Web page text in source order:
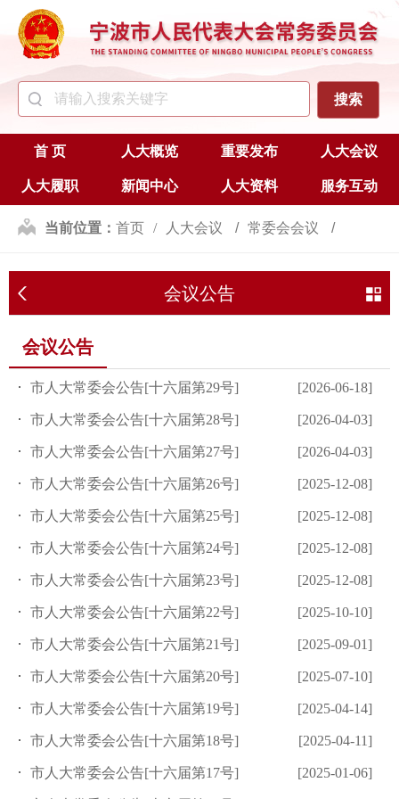
首 页 人大概览 重要发布 人大会议
人大履职 新闻中心 人大资料 服务互动
当前位置： 首页 人大会议 常委会会议
会议公告
会议公告
会议公告
市人大常委会公告[十六届第29号] [2026-06-18]
市人大常委会公告[十六届第28号] [2026-04-03]
市人大常委会公告[十六届第27号] [2026-04-03]
市人大常委会公告[十六届第26号] [2025-12-08]
市人大常委会公告[十六届第25号] [2025-12-08]
市人大常委会公告[十六届第24号] [2025-12-08]
市人大常委会公告[十六届第23号] [2025-12-08]
市人大常委会公告[十六届第22号] [2025-10-10]
市人大常委会公告[十六届第21号] [2025-09-01]
市人大常委会公告[十六届第20号] [2025-07-10]
市人大常委会公告[十六届第19号] [2025-04-14]
市人大常委会公告[十六届第18号] [2025-04-11]
市人大常委会公告[十六届第17号] [2025-01-06]